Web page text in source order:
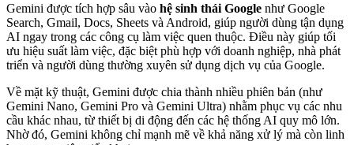
Gemini được tích hợp sâu vào hệ sinh thái Google như Google
Search, Gmail, Docs, Sheets và Android, giúp người dùng tận dụng
AI ngay trong các công cụ làm việc quen thuộc. Điều này giúp tối
ưu hiệu suất làm việc, đặc biệt phù hợp với doanh nghiệp, nhà phát
triển và người dùng thường xuyên sử dụng dịch vụ của Google.
Về mặt kỹ thuật, Gemini được chia thành nhiều phiên bản (như
Gemini Nano, Gemini Pro và Gemini Ultra) nhằm phục vụ các nhu
cầu khác nhau, từ thiết bị di động đến các hệ thống AI quy mô lớn.
Nhờ đó, Gemini không chỉ mạnh mẽ về khả năng xử lý mà còn linh